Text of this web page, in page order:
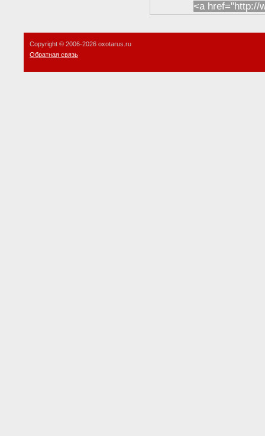
<a href="http://
Copyright © 2006-2026 oxotarus.ru
Обратная связь